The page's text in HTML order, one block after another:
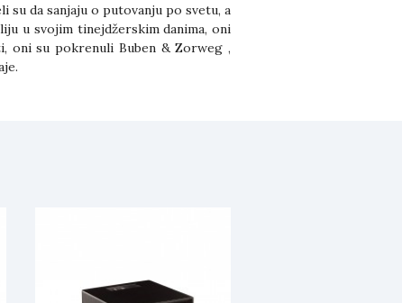
su da sanjaju o putovanju po svetu, a
u svojim tinejdžerskim danima, oni
oni su pokrenuli Buben & Zorweg ,
u blizini Štutgarta. Sa akcentom na
luksuznih materijala kombinovali
vrata sa šavovima od krokodilske